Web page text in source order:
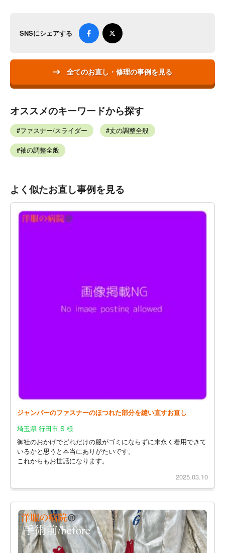
SNSにシェアする
全てのお直し・修理の事例を見る
オススメのキーワードから探す
ファスナー/スライダー 丈の調整全般
袖の調整全般
よく似たお直し事例を見る
ジャンパーのファスナーのほつれた部分を縫い直すお直し
埼玉県 行田市 S 様
御社のおかげでどれだけの服がゴミにならずに末永く着用できて
いるかと思うと本当にありがたいです。
これからもお世話になります。
2025.03.10